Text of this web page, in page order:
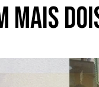
mais